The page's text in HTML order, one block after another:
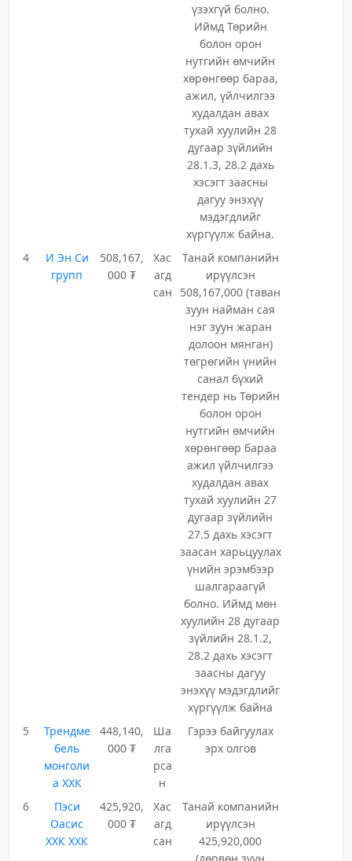
үзэхгүй болно.
Иймд Төрийн
болон орон
нутгийн өмчийн
хөрөнгөөр бараа,
ажил, үйлчилгээ
худалдан авах
тухай хуулийн 28
дугаар зүйлийн
28.1.3, 28.2 дахь
хэсэгт заасны
дагуу энэхүү
мэдэгдлийг
хүргүүлж байна.
4
И Эн Си
групп
508,167,
000 ₮
Хас
агд
сан
Танай компанийн
ирүүлсэн
508,167,000 (таван
зуун найман сая
нэг зуун жаран
долоон мянган)
төгрөгийн үнийн
санал бүхий
тендер нь Төрийн
болон орон
нутгийн өмчийн
хөрөнгөөр бараа
ажил үйлчилгээ
худалдан авах
тухай хуулийн 27
дугаар зүйлийн
27.5 дахь хэсэгт
заасан харьцуулах
үнийн эрэмбээр
шалгараагүй
болно. Иймд мөн
хуулийн 28 дугаар
зүйлийн 28.1.2,
28.2 дахь хэсэгт
заасны дагуу
энэхүү мэдэгдлийг
хүргүүлж байна
5
Трендме
бель
монголи
а ХХК
448,140,
000 ₮
Ша
лга
рса
н
Гэрээ байгуулах
эрх олгов
6
Пэси
Оасис
ХХК ХХК
425,920,
000 ₮
Хас
агд
сан
Танай компанийн
ирүүлсэн
425,920,000